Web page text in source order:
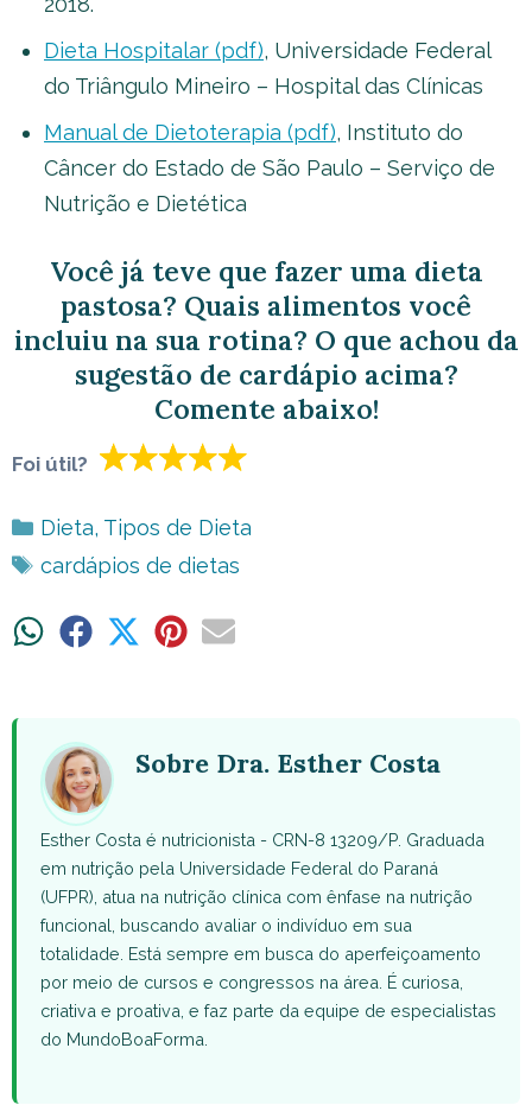
Dieta Hospitalar (pdf), Universidade Federal
do Triângulo Mineiro – Hospital das Clínicas
Manual de Dietoterapia (pdf), Instituto do
Câncer do Estado de São Paulo – Serviço de
Nutrição e Dietética
Você já teve que fazer uma dieta
pastosa? Quais alimentos você
incluiu na sua rotina? O que achou da
sugestão de cardápio acima?
Comente abaixo!
Foi útil?
Categorias
Dieta, Tipos de Dieta
Tags
cardápios de dietas
ShareShare ShareShareShare
Sobre Dra. Esther Costa
Esther Costa é nutricionista - CRN-8 13209/P. Graduada
em nutrição pela Universidade Federal do Paraná
(UFPR), atua na nutrição clínica com ênfase na nutrição
funcional, buscando avaliar o indivíduo em sua
totalidade. Está sempre em busca do aperfeiçoamento
por meio de cursos e congressos na área. É curiosa,
criativa e proativa, e faz parte da equipe de especialistas
do MundoBoaForma.